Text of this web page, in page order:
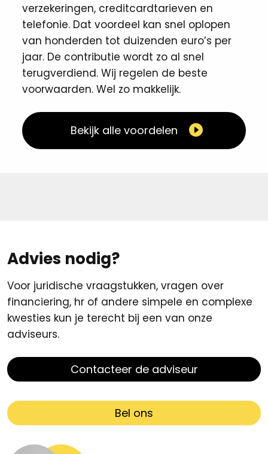
verzekeringen, creditcardtarieven en
telefonie. Dat voordeel kan snel oplopen
van honderden tot duizenden euro’s per
jaar. De contributie wordt zo al snel
terugverdiend. Wij regelen de beste
voorwaarden. Wel zo makkelijk. ​
Bekijk alle voordelen
Advies nodig?
Voor juridische vraagstukken, vragen over
financiering, hr of andere simpele en complexe
kwesties kun je terecht bij een van onze
adviseurs.
Contacteer de adviseur
Bel ons